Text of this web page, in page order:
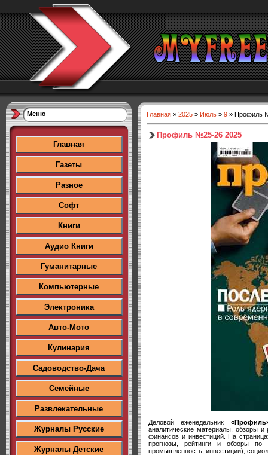
Меню
Главная
Газеты
Разное
Софт
Книги
Аудио Книги
Гуманитарные
Компьютерные
Электроника
Авто-Мото
Кулинария
Садоводство-Дача
Семейные
Развлекательные
Журналы Русские
Журналы Детские
Главная » 2025 » Июль » 9 » Профиль
Профиль №25-26 2025
Деловой еженедельник
аналитические материалы, обзоры и
финансов и инвестиций. На
прогнозы, рейтинги и обзоры по
промышленность, инвестиции),